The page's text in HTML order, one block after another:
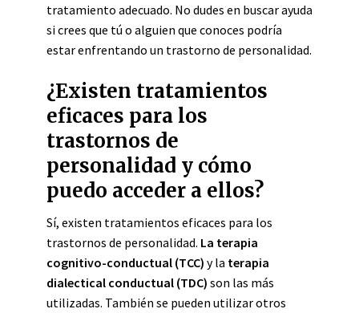
tratamiento adecuado. No dudes en buscar ayuda
si crees que tú o alguien que conoces podría
estar enfrentando un trastorno de personalidad.
¿Existen tratamientos
eficaces para los
trastornos de
personalidad y cómo
puedo acceder a ellos?
Sí, existen tratamientos eficaces para los
trastornos de personalidad. La terapia
cognitivo-conductual (TCC) y la terapia
dialectical conductual (TDC) son las más
utilizadas. También se pueden utilizar otros